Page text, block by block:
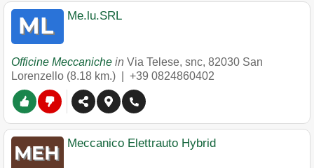
Me.lu.SRL
Officine Meccaniche in Via Telese, snc, 82030 San
Lorenzello (8.18 km.) | +39 0824860402
Meccanico Elettrauto Hybrid